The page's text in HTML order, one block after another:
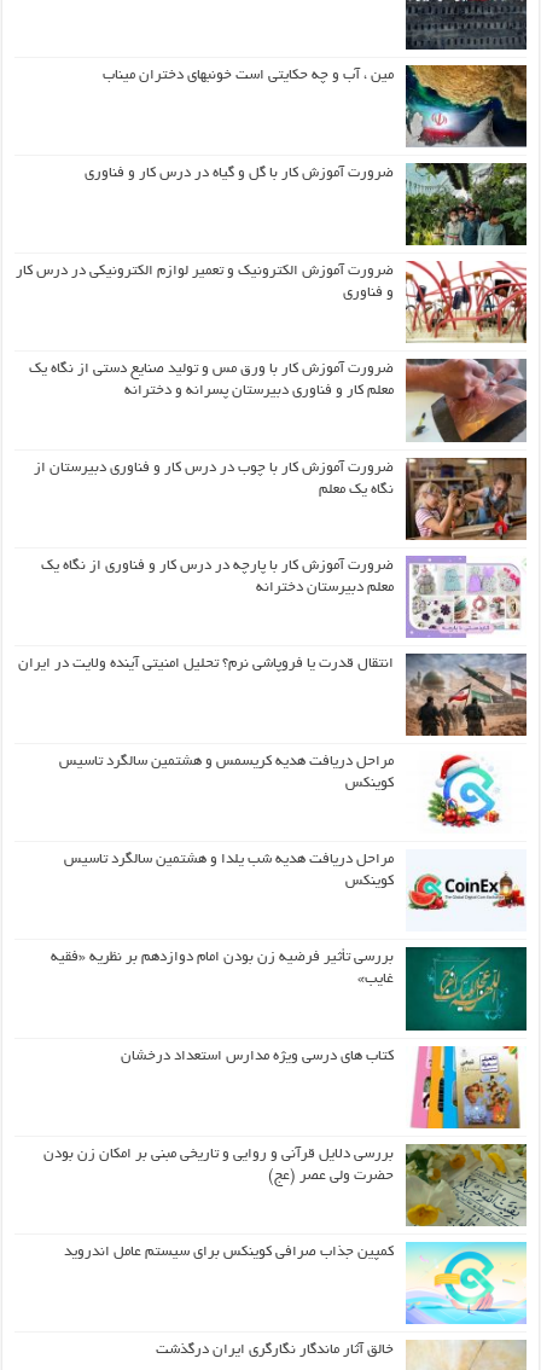
مین ، آب و چه حکایتی است خونبهای دختران میناب
ضرورت آموزش کار با گل و گیاه در درس کار و فناوری
ضرورت آموزش الکترونیک و تعمیر لوازم الکترونیکی در درس کار
و فناوری
ضرورت آموزش کار با ورق مس و تولید صنایع دستی از نگاه یک
معلم کار و فناوری دبیرستان پسرانه و دخترانه
ضرورت آموزش کار با چوب در درس کار و فناوری دبیرستان از
نگاه یک معلم
ضرورت آموزش کار با پارچه در درس کار و فناوری از نگاه یک
معلم دبیرستان دخترانه
انتقال قدرت یا فروپاشی نرم؟ تحلیل امنیتی آینده ولایت در ایران
مراحل دریافت هدیه کریسمس و هشتمین سالگرد تاسیس
کوینکس
مراحل دریافت هدیه شب یلدا و هشتمین سالگرد تاسیس
کوینکس
بررسی تأثیر فرضیه زن بودن امام دوازدهم بر نظریه «فقیه
غایب»
کتاب های درسی ویژه مدارس استعداد درخشان
بررسی دلایل قرآنی و روایی و تاریخی مبنی بر امکان زن بودن
حضرت ولی عصر (عج)
کمپین جذاب صرافی کوینکس برای سیستم عامل اندروید
خالق آثار ماندگار نگارگری ایران درگذشت